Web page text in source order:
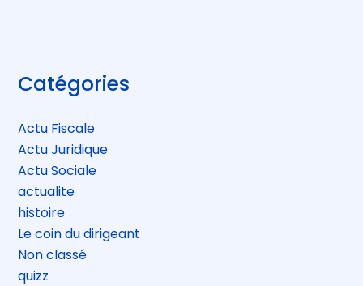
Blog
sidebar
Catégories
Actu Fiscale
Actu Juridique
Actu Sociale
actualite
histoire
Le coin du dirigeant
Non classé
quizz